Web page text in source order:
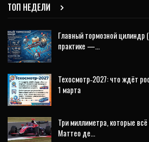
ТОП НЕДЕЛИ
Главный тормозной цилиндр
практике —…
Техосмотр‑2027: что ждёт
1 марта
Три миллиметра, которые
Маттео де…